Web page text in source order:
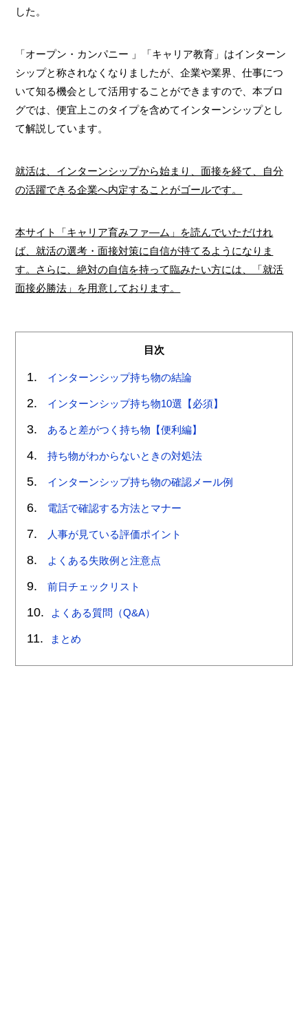
した。
「オープン・カンパニー 」「キャリア教育」はインターン
シップと称されなくなりましたが、企業や業界、仕事につ
いて知る機会として活用することができますので、本ブロ
グでは、便宜上このタイプを含めてインターンシップとし
て解説しています。
就活は、インターンシップから始まり、面接を経て、自分
の活躍できる企業へ内定することがゴールです。
本サイト「キャリア育みファ―ム」を読んでいただけれ
ば、就活の選考・面接対策に自信が持てるようになりま
す。さらに、絶対の自信を持って臨みたい方には、「就活
面接必勝法」を用意しております。
目次
インターンシップ持ち物の結論
インターンシップ持ち物10選【必須】
あると差がつく持ち物【便利編】
持ち物がわからないときの対処法
インターンシップ持ち物の確認メール例
電話で確認する方法とマナー
人事が見ている評価ポイント
よくある失敗例と注意点
前日チェックリスト
よくある質問（Q&A）
まとめ